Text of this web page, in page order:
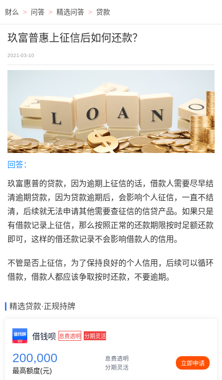
财么 > 问答 > 精选问答 > 贷款
玖富普惠上征信后如何还款？
2021-03-10
回答：
玖富惠普的贷款，因为逾期上征信的话，借款人需要尽早结
清逾期贷款，因为贷款逾期后，会影响个人征信，一直不结
清，后续就无法申请其他需要查征信的信贷产品。如果只是
有借款记录上征信，那么按照正常的还款期限按时足额还款
即可，这样的借还款记录不会影响借款人的信用。
不管是否上征信，为了保持良好的个人信用，后续可以循环
借款，借款人都应该争取按时还款，不要逾期。
精选贷款·正规持牌
借钱呗 息费透明 分期灵活
200,000
最高额度(元)
息费透明
分期灵活
立即申请